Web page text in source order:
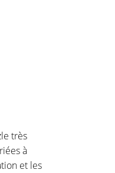
très
à
et les